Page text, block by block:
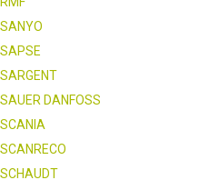
SANYO
SAPSE
SARGENT
SAUER DANFOSS
SCANIA
SCANRECO
SCHAUDT